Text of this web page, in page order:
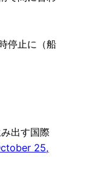
停止に（船
出す国際
25,